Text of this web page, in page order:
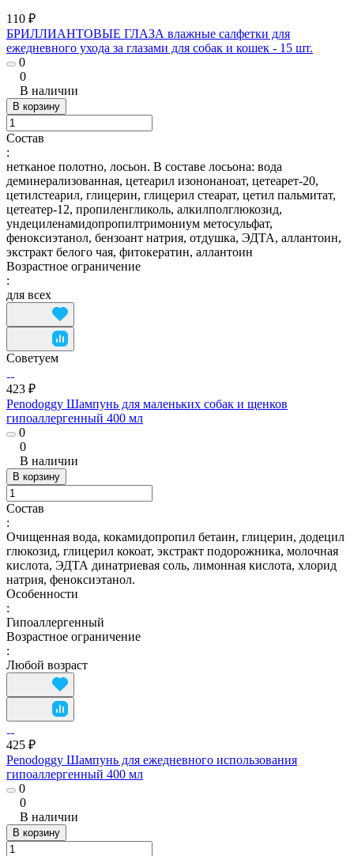
110 ₽
БРИЛЛИАНТОВЫЕ ГЛАЗА влажные салфетки для
ежедневного ухода за глазами для собак и кошек - 15 шт.
0
0
В наличии
В корзину
Состав
:
нетканое полотно, лосьон. В составе лосьона: вода
деминерализованная, цетеарил изононаноат, цетеарет-20,
цетилстеарил, глицерин, глицерил стеарат, цетил пальмитат,
цетеатер-12, пропиленгликоль, алкилполглюкозид,
ундециленамидопропилтримониум метосульфат,
феноксиэтанол, бензоант натрия, отдушка, ЭДТА, аллантоин,
экстракт белого чая, фитокератин, аллантоин
Возрастное ограничение
:
для всех
Советуем
423 ₽
Penodoggy Шампунь для маленьких собак и щенков
гипоаллергенный 400 мл
0
0
В наличии
В корзину
Состав
:
Очищенная вода, кокамидопропил бетаин, глицерин, додецил
глюкозид, глицерил кокоат, экстракт подорожника, молочная
кислота, ЭДТА динатриевая соль, лимонная кислота, хлорид
натрия, феноксиэтанол.
Особенности
:
Гипоаллергенный
Возрастное ограничение
:
Любой возраст
425 ₽
Penodoggy Шампунь для ежедневного использования
гипоаллергенный 400 мл
0
0
В наличии
В корзину